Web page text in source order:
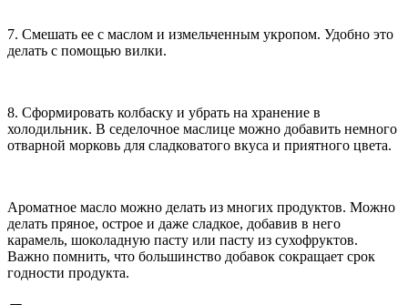
7. Смешать ее с маслом и измельченным укропом. Удобно это
делать с помощью вилки.
8. Сформировать колбаску и убрать на хранение в
холодильник. В седелочное маслице можно добавить немного
отварной морковь для сладковатого вкуса и приятного цвета.
Ароматное масло можно делать из многих продуктов. Можно
делать пряное, острое и даже сладкое, добавив в него
карамель, шоколадную пасту или пасту из сухофруктов.
Важно помнить, что большинство добавок сокращает срок
годности продукта.